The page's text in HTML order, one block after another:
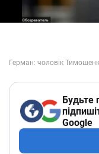
Будьте
Google